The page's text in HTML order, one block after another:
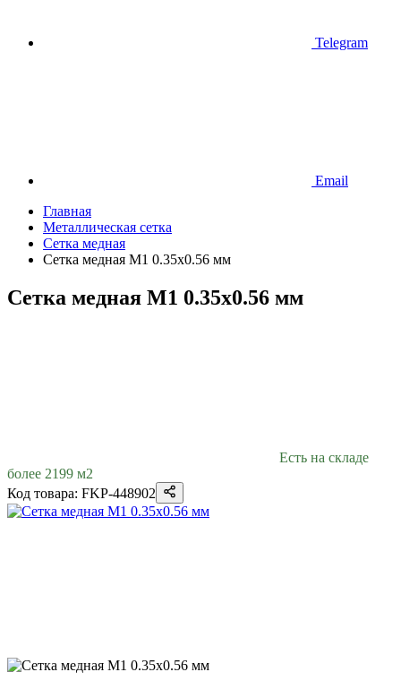
Telegram
Email
Главная
Металлическая сетка
Сетка медная
Сетка медная М1 0.35х0.56 мм
Сетка медная М1 0.35х0.56 мм
Есть на складе
более 2199 м2
Код товара: FKP-448902